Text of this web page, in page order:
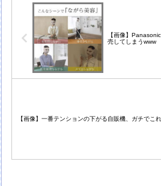
【画像】
売してしまうwww
【画像】一番テンションの下がる自販機、ガチでこれ